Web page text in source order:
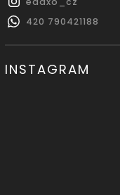
420 790421188
INSTAGRAM